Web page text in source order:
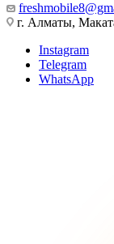
г. Алматы,
Instagram
Telegram
WhatsApp